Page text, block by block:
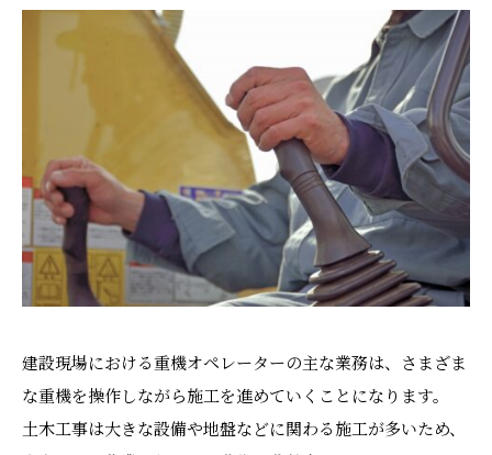
建設現場における重機オペレーターの主な業務は、さまざま
な重機を操作しながら施工を進めていくことになります。
土木工事は大きな設備や地盤などに関わる施工が多いため、